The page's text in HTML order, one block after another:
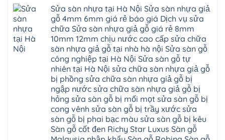
quốc
đông
phòng
xuyên
đống
Đồng
Dương
Đồng
Khánh
Phượng
Thanh
Thượng
Phúc
Thường
Chương
Dương
Hồng
Xuyên
Phượng
Chuyên
nhựa
nhựa
composite
Xuân
Đông
Ngạc
Quảng
Thượng
Xuân
Phương
khóa
glotex
4mm
6mm
nhiêu
nhựa
charm
wood
hobiwood
kosmos
fukione
Sửa sàn nhựa tại Hà Nội Sửa sàn nhựa giả
gỗ 4mm 6mm giá rẻ báo giá Dịch vụ sửa
chữa Sửa sàn nhựa giả gỗ giá rẻ 8mm
10mm 12mm chịu nước cao cấp sửa chữa
sàn nhựa giả gỗ tại nhà hà nội Sửa sàn gỗ
công nghiệp tại Hà Nội Sửa sàn gỗ tự
nhiên tại Hà Nội sửa chữa sàn nhựa giả gỗ
bị phồng sửa chữa sàn nhựa giả gỗ bị
ngập nước sửa chữa sàn nhựa giả gỗ bị
hỏng sửa sàn gỗ bị mối mọt sửa sàn gỗ bị
cong vênh sửa sàn gỗ bị trầy xước sửa
sàn gỗ bị phai bạc màu sửa sàn gỗ bị kêu
Sàn gỗ cốt đen Richy Star Luxus Sàn gỗ